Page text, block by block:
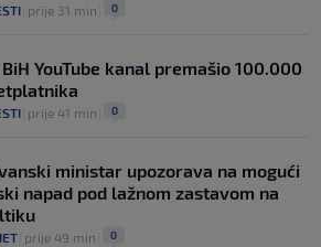
prije 31 min 0
BiH YouTube kanal premašio 100.000
prije 41 min 0
ministar upozorava na mogući
napad pod lažnom zastavom na
prije 49 min 0